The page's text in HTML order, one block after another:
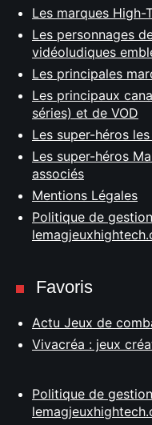
Les marques High-
Les personnages
vidéoludiques
Les principales
Les principaux
séries) et de VOD
Les super-héros
Les super-héros
associés
Mentions Légales
Politique de
Favoris
Actu Jeux de
Vivacréa : jeux
Politique de